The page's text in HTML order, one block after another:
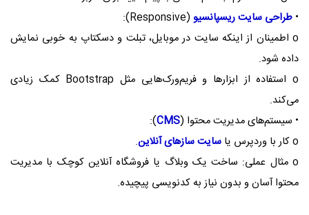
• طراحی سایت ریسپانسیو (Responsive):
o اطمینان از اینکه سایت در موبایل، تبلت و دسکتاپ به خوبی نمایش
داده شود.
o استفاده از ابزارها و فریم‌ورک‌هایی مثل Bootstrap کمک زیادی
می‌کند.
• سیستم‌های مدیریت محتوا (CMS
):
o کار با وردپرس یا
سایت‌ سازهای آنلاین.
o مثال عملی: ساخت یک وبلاگ یا فروشگاه آنلاین کوچک با مدیریت
محتوا آسان و بدون نیاز به کدنویسی پیچیده.